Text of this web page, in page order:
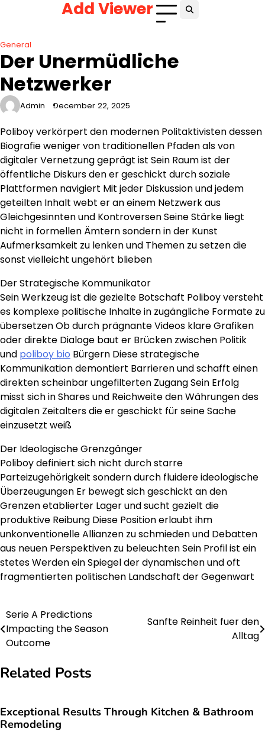
Add Viewer
General
Der Unermüdliche
Netzwerker
Admin December 22, 2025
Poliboy verkörpert den modernen Politaktivisten dessen
Biografie weniger von traditionellen Pfaden als von
digitaler Vernetzung geprägt ist Sein Raum ist der
öffentliche Diskurs den er geschickt durch soziale
Plattformen navigiert Mit jeder Diskussion und jedem
geteilten Inhalt webt er an einem Netzwerk aus
Gleichgesinnten und Kontroversen Seine Stärke liegt
nicht in formellen Ämtern sondern in der Kunst
Aufmerksamkeit zu lenken und Themen zu setzen die
sonst vielleicht ungehört blieben
Der Strategische Kommunikator
Sein Werkzeug ist die gezielte Botschaft Poliboy versteht
es komplexe politische Inhalte in zugängliche Formate zu
übersetzen Ob durch prägnante Videos klare Grafiken
oder direkte Dialoge baut er Brücken zwischen Politik
und poliboy bio Bürgern Diese strategische
Kommunikation demontiert Barrieren und schafft einen
direkten scheinbar ungefilterten Zugang Sein Erfolg
misst sich in Shares und Reichweite den Währungen des
digitalen Zeitalters die er geschickt für seine Sache
einzusetzt weiß
Der Ideologische Grenzgänger
Poliboy definiert sich nicht durch starre
Parteizugehörigkeit sondern durch fluidere ideologische
Überzeugungen Er bewegt sich geschickt an den
Grenzen etablierter Lager und sucht gezielt die
produktive Reibung Diese Position erlaubt ihm
unkonventionelle Allianzen zu schmieden und Debatten
aus neuen Perspektiven zu beleuchten Sein Profil ist ein
stetes Werden ein Spiegel der dynamischen und oft
fragmentierten politischen Landschaft der Gegenwart
Post
navigation
Serie A Predictions
Impacting the Season
Outcome
Sanfte Reinheit fuer den
Alltag
Related Posts
Exceptional Results Through Kitchen & Bathroom
Remodeling